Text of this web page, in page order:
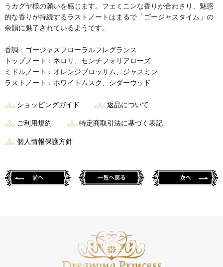
うカグヤ様の願いを感じます。フェミニンな香りが合わさり、魅惑
的な香りが持続するラストノートはまるで「ゴージャスタイム」の
余韻に魅了されているようです。
香調：ゴージャスフローラルフレグランス
トップノート：ネロリ、センチフォリアローズ
ミドルノート：オレンジブロッサム、ジャスミン
ラストノート：ホワイトムスク、シダーウッド
ショッピングガイド 返品について
ご利用規約 特定商取引法に基づく表記
個人情報保護方針